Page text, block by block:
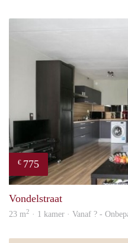
€ 775
Vondelstraat
23 m2 · 1 kamer · Vanaf ? -